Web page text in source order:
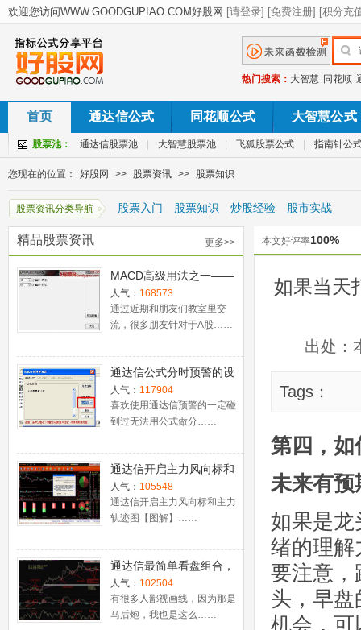
热门搜索： 大智慧 同花顺
首页 通达信公式 同花顺公式 大智慧公式
股票池： 通达信股票池 大智慧股票池 飞狐股票公式 指南针公
您现在的位置： 好股网 >> 股票资讯 >> 股票知识
股票资讯分类导航 股票入门 股票知识 炒股经验 股市实战
精品股票资讯 更多>>
MACD高级用法之一——
稳健买入法+2点卖出法
人气： 168573
通过近期和朋友们教室里交
流，很多朋友针对于A股……
通达信公式分时预警的设
置
人气： 117904
喜欢使用通达信预警的一定碰
到过无法用公式做分……
通达信开启主力风向标和
主力轨迹图【图解】
人气： 105548
通达信开启主力风向标和主力
轨迹图【图解】……
通达信最简单看盘组合，
抓强势股双头的超短线盈
利－－之五（均线战法找
心脏）
人气： 102504
有很多人鄙视画线，因为那是
马后炮，我也是这么……
本文好评率100%
如果当天
出处：
Tags：
第四，如
未来有预
如果是龙
绪的理解
要注意，
头，早
机会，可